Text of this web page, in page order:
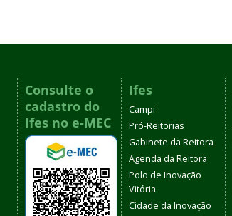
Consulte o
cadastro do
Ifes no e-MEC
Ifes
Campi
Pró-Reitorias
Gabinete da Reitora
Agenda da Reitora
Polo de Inovação
Vitória
Cidade da Inovação